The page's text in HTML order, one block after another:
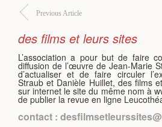
Previous Article
des films et leurs sites
L’association a pour but de faire
diffusion de l’œuvre de Jean-Marie
d’actualiser et de faire circuler
Straub et Danièle Huillet, des films
sur internet le site du même nom à
de publier la revue en ligne
contact :